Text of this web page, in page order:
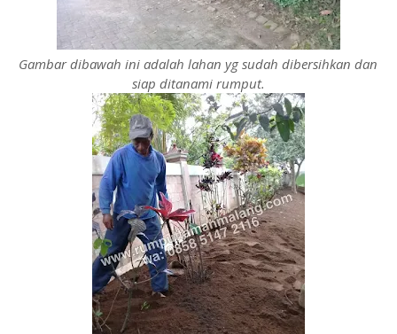
Gambar dibawah ini adalah lahan yg sudah dibersihkan dan
siap ditanami rumput.